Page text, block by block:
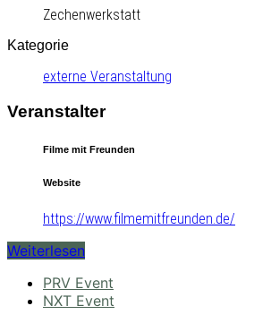
Zechenwerkstatt
Kategorie
externe Veranstaltung
Veranstalter
Filme mit Freunden
Website
https://www.filmemitfreunden.de/
Weiterlesen
PRV Event
NXT Event